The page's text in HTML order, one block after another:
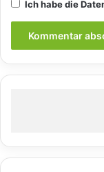
Ich habe die